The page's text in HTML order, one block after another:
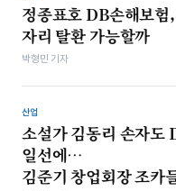
정종표호 DB손해보험
자리 탈환 가능할까
박형민 기자
산업
소설가 김동리 손자도
일선에…
김준기 창업회장 조카